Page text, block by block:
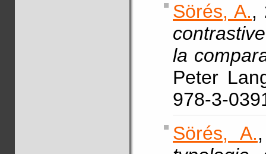
Sörés, A.,
la
Peter
978-3-
Sörés, A.